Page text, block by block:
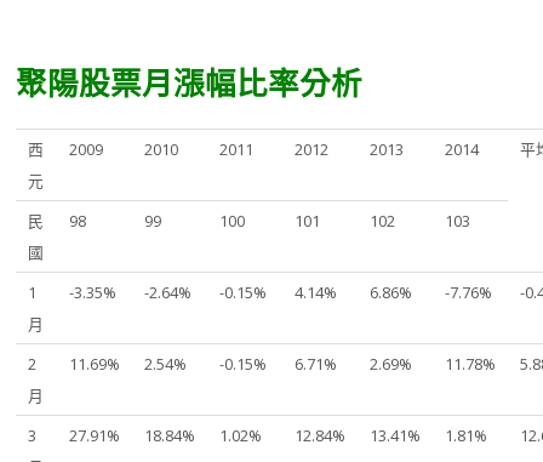
聚陽股票月漲幅比率分析
西
元
2009 2010 2011 2012 2013 2014 平
民
國
98 99 100 101 102 103
1
月
-3.35% -2.64% -0.15% 4.14% 6.86% -7.76% -
2
月
11.69% 2.54% -0.15% 6.71% 2.69% 11.78%
3
27.91% 18.84% 1.02% 12.84% 13.41% 1.81%